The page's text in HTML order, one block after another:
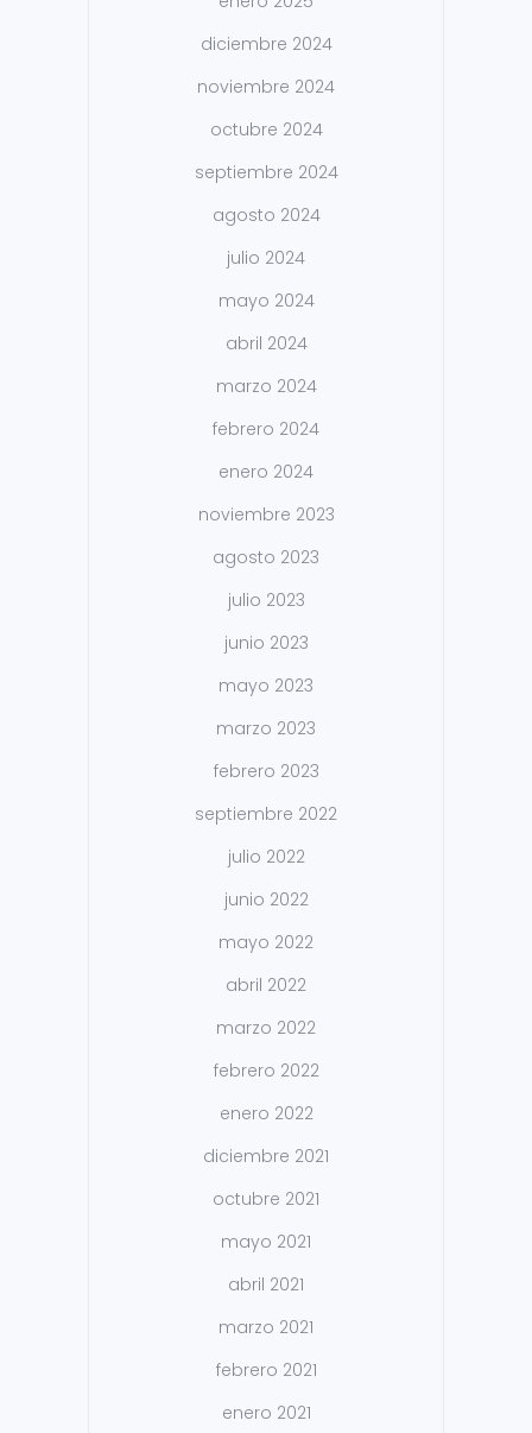
diciembre 2024
noviembre 2024
octubre 2024
septiembre 2024
agosto 2024
julio 2024
mayo 2024
abril 2024
marzo 2024
febrero 2024
enero 2024
noviembre 2023
agosto 2023
julio 2023
junio 2023
mayo 2023
marzo 2023
febrero 2023
septiembre 2022
julio 2022
junio 2022
mayo 2022
abril 2022
marzo 2022
febrero 2022
enero 2022
diciembre 2021
octubre 2021
mayo 2021
abril 2021
marzo 2021
febrero 2021
enero 2021